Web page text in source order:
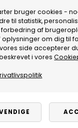
bruger cookies -
til statistik,
af
om dig til
side accepterer
i vores